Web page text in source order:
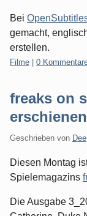
Bei
gemacht,
erstellen.
Kategorien:
Filme 0
freaks on
erschienen
Geschrieben von Dee
Diesen Montag
Spielemagazins
Die Ausgabe